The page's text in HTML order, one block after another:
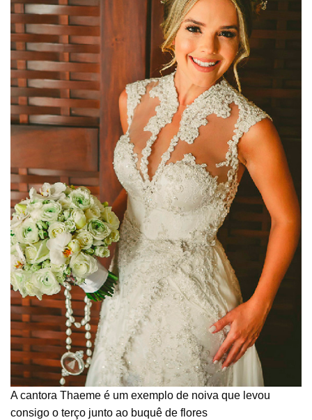
A cantora Thaeme é um exemplo de noiva que levou
consigo o terço junto ao buquê de flores